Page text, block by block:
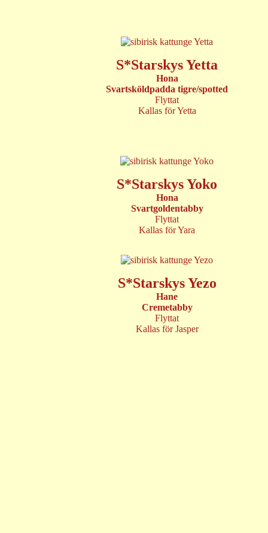
S*Starskys Yetta
Hona
Svartsköldpadda tigre/spotted
Flyttat
Kallas för Yetta
S*Starskys Yoko
Hona
Svartgoldentabby
Flyttat
Kallas för Yara
S*Starskys Yezo
Hane
Cremetabby
Flyttat
Kallas för Jasper